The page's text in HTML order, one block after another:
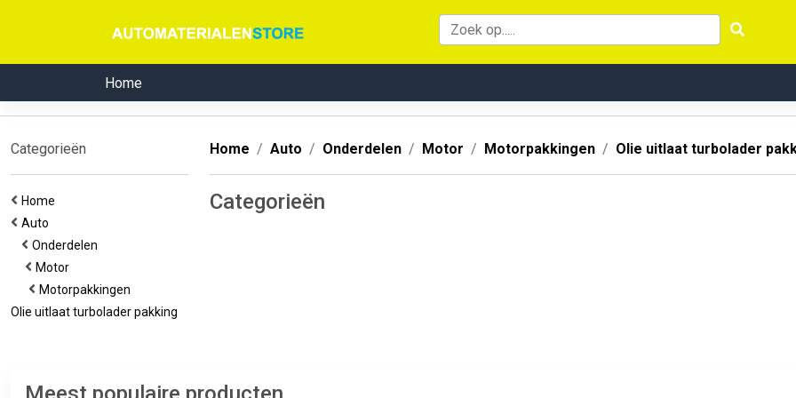
Home
Categorieën
Home
Auto
Onderdelen
Motor
Motorpakkingen
Olie uitlaat turbolader pakking
Home Auto Onderdelen Motor Motorpakkingen Olie uitlaat turbolader
Categorieën